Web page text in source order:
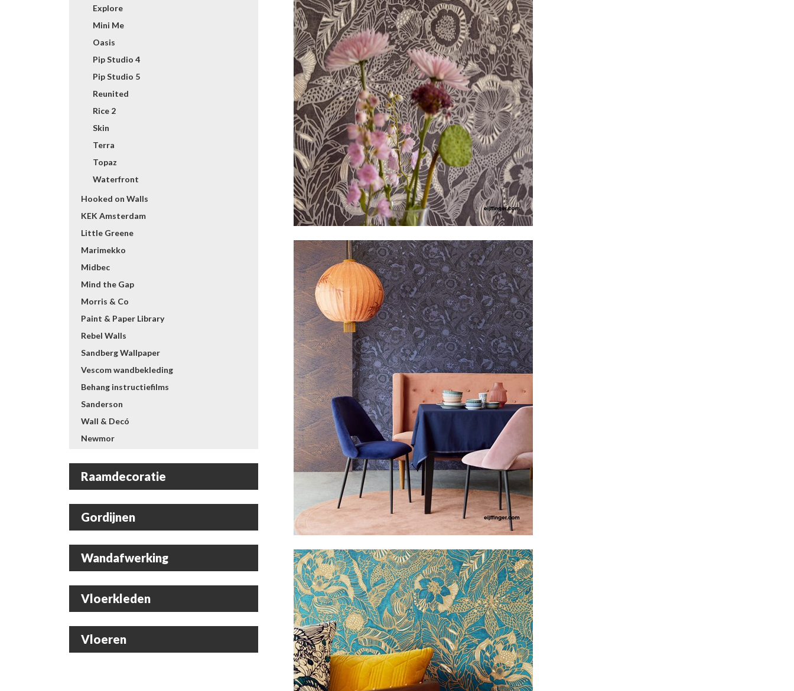
Explore
Mini Me
Oasis
Pip Studio 4
Pip Studio 5
Reunited
Rice 2
Skin
Terra
Topaz
Waterfront
Hooked on Walls
KEK Amsterdam
Little Greene
Marimekko
Midbec
Mind the Gap
Morris & Co
Paint & Paper Library
Rebel Walls
Sandberg Wallpaper
Vescom wandbekleding
Behang instructiefilms
Sanderson
Wall & Decó
Newmor
Raamdecoratie
Gordijnen
Wandafwerking
Vloerkleden
Vloeren